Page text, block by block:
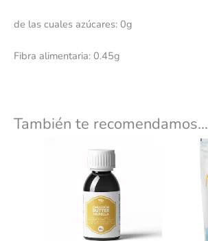
de las cuales azúcares: 0g
Fibra alimentaria: 0.45g
También te recomendamos…